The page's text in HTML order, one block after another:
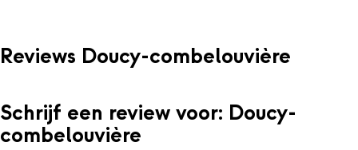
Reviews Doucy-combelouvière
Schrijf een review voor: Doucy-
combelouvière